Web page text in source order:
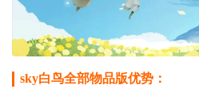
sky白鸟全部物品版优势：